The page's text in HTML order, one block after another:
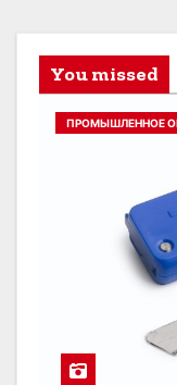
You missed
ПРОМЫШЛЕННОЕ